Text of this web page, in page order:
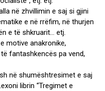
në zhvillimin e saj si gjini
e në rrëfim, në thurjen
e të shkruarit… etj.
motive anakronike,
fantashkencës pa vend,
në shumështresimet e saj
librin “Tregimet e